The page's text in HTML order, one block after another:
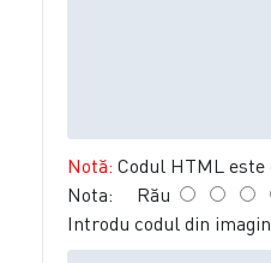
Notă: Codul HTML
Nota: Rău
Introdu codul din